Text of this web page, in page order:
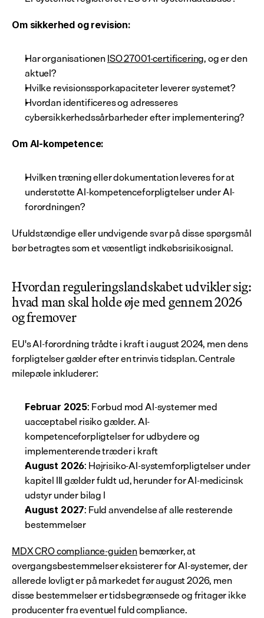
Om sikkerhed og revision:
Har organisationen ISO 27001-certificering, og er den
aktuel?
Hvilke revisionssporkapaciteter leverer systemet?
Hvordan identificeres og adresseres
cybersikkerhedssårbarheder efter implementering?
Om AI-kompetence:
Hvilken træning eller dokumentation leveres for at
understøtte AI-kompetenceforpligtelser under AI-
forordningen?
Ufuldstændige eller undvigende svar på disse spørgsmål
bør betragtes som et væsentligt indkøbsrisikosignal.
Hvordan reguleringslandskabet udvikler sig:
hvad man skal holde øje med gennem 2026
og fremover
EU's AI-forordning trådte i kraft i august 2024, men dens
forpligtelser gælder efter en trinvis tidsplan. Centrale
milepæle inkluderer:
Februar 2025: Forbud mod AI-systemer med
uacceptabel risiko gælder. AI-
kompetenceforpligtelser for udbydere og
implementerende træder i kraft
August 2026: Højrisiko-AI-systemforpligtelser under
kapitel III gælder fuldt ud, herunder for AI-medicinsk
udstyr under bilag I
August 2027: Fuld anvendelse af alle resterende
bestemmelser
MDX CRO compliance-guiden bemærker, at
overgangsbestemmelser eksisterer for AI-systemer, der
allerede lovligt er på markedet før august 2026, men
disse bestemmelser er tidsbegrænsede og fritager ikke
producenter fra eventuel fuld compliance.